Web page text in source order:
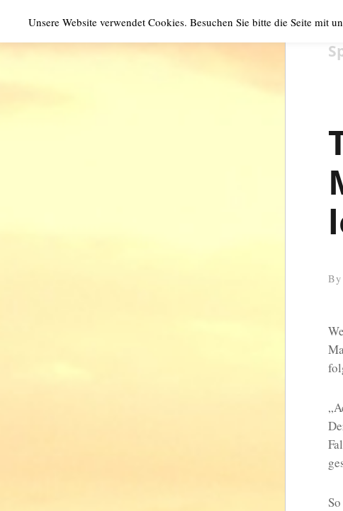
return
By
Unsere Website verwendet Cookies. Besuchen Sie bitte die Seite mit